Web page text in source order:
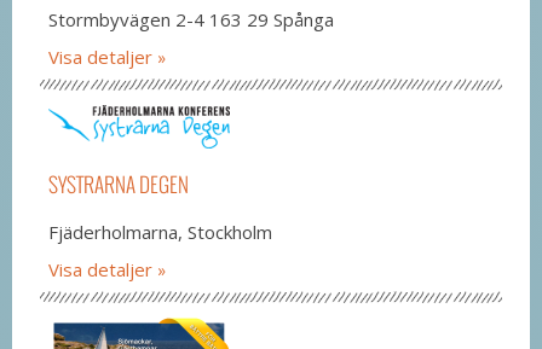
Stormbyvägen 2-4 163 29 Spånga
Visa detaljer
SYSTRARNA DEGEN
Fjäderholmarna, Stockholm
Visa detaljer